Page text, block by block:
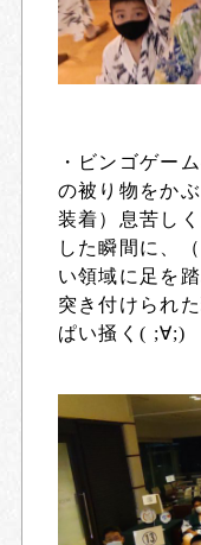
・ビンゴゲー
の被り物をか
装着）息苦し
した瞬間に、
い領域に足を
突き付けられ
ぱい掻く( ;∀;)